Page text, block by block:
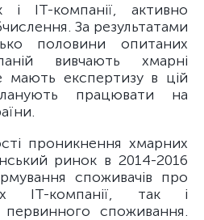
і ІТ-компанії, активно
За результатами
половини опитаних
вивчають хмарні
мають експертизу в цій
працювати на
проникнення хмарних
ринок в 2014-2016
споживачів про
ІТ-компанії, так і
споживання.